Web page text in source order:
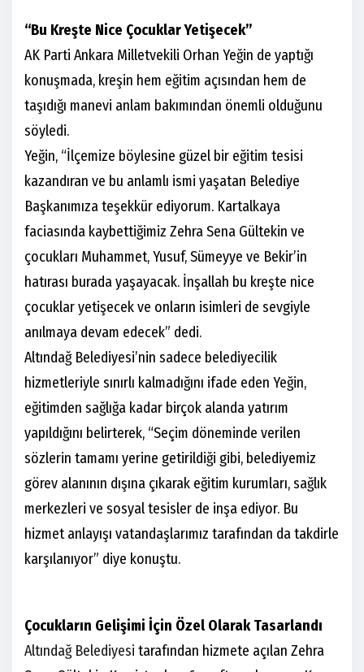
“Bu Kreşte Nice Çocuklar Yetişecek”
AK Parti Ankara Milletvekili Orhan Yeğin de yaptığı
konuşmada, kreşin hem eğitim açısından hem de
taşıdığı manevi anlam bakımından önemli olduğunu
söyledi.
Yeğin, “İlçemize böylesine güzel bir eğitim tesisi
kazandıran ve bu anlamlı ismi yaşatan Belediye
Başkanımıza teşekkür ediyorum. Kartalkaya
faciasında kaybettiğimiz Zehra Sena Gültekin ve
çocukları Muhammet, Yusuf, Sümeyye ve Bekir’in
hatırası burada yaşayacak. İnşallah bu kreşte nice
çocuklar yetişecek ve onların isimleri de sevgiyle
anılmaya devam edecek” dedi.
Altındağ Belediyesi’nin sadece belediyecilik
hizmetleriyle sınırlı kalmadığını ifade eden Yeğin,
eğitimden sağlığa kadar birçok alanda yatırım
yapıldığını belirterek, “Seçim döneminde verilen
sözlerin tamamı yerine getirildiği gibi, belediyemiz
görev alanının dışına çıkarak eğitim kurumları, sağlık
merkezleri ve sosyal tesisler de inşa ediyor. Bu
hizmet anlayışı vatandaşlarımız tarafından da takdirle
karşılanıyor” diye konuştu.
Çocukların Gelişimi İçin Özel Olarak Tasarlandı
Altındağ Belediyesi tarafından hizmete açılan Zehra